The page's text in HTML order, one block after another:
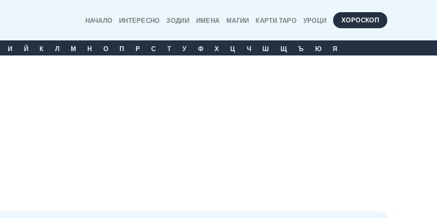
НАЧАЛО ИНТЕРЕСНО ЗОДИИ ИМЕНА МАГИИ КАРТИ ТАРО УРОЦИ ХОРОСКОП
И Й К Л М Н О П Р С T У Ф Х Ц Ч Ш Щ Ъ Ю Я